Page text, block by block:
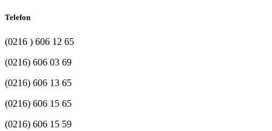
Telefon
(0216 ) 606 12 65
(0216) 606 03 69
(0216) 606 13 65
(0216) 606 15 65
(0216) 606 15 59